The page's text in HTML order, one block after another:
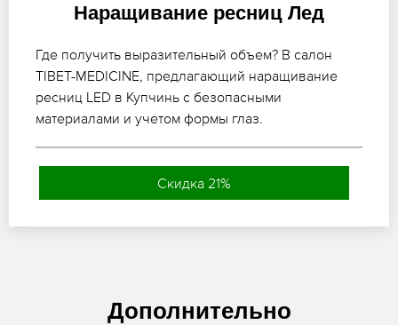
Наращивание ресниц Лед
Где получить выразительный объем? В салон
TIBET-MEDICINE, предлагающий наращивание
ресниц LED в Купчинь с безопасными
материалами и учетом формы глаз.
Скидка 21%
Дополнительно